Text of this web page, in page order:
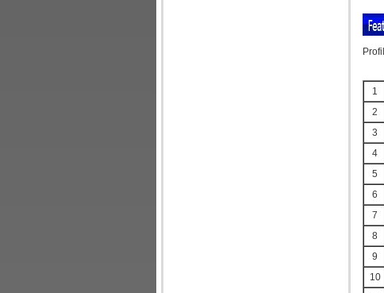
1
2
3
4
5
6
7
8
9
10